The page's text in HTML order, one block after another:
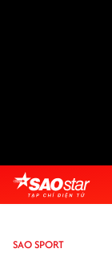
SAO SPORT